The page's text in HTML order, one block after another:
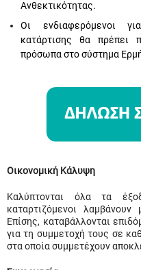
Ανθεκτικότητας.
Οι ενδιαφερόμενοι
κατάρτισης θα
πρόσωπα στο σύστημα
Οικονομική Κάλυψη
Καλύπτονται όλα τα
καταρτιζόμενοι
Επίσης, καταβάλλονται
για τη συμμετοχή τους σε
στα οποία συμμετέχουν